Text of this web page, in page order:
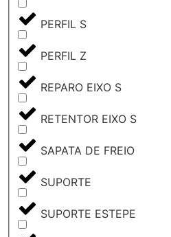
PERFIL S
PERFIL Z
REPARO EIXO S
RETENTOR EIXO S
SAPATA DE FREIO
SUPORTE
SUPORTE ESTEPE